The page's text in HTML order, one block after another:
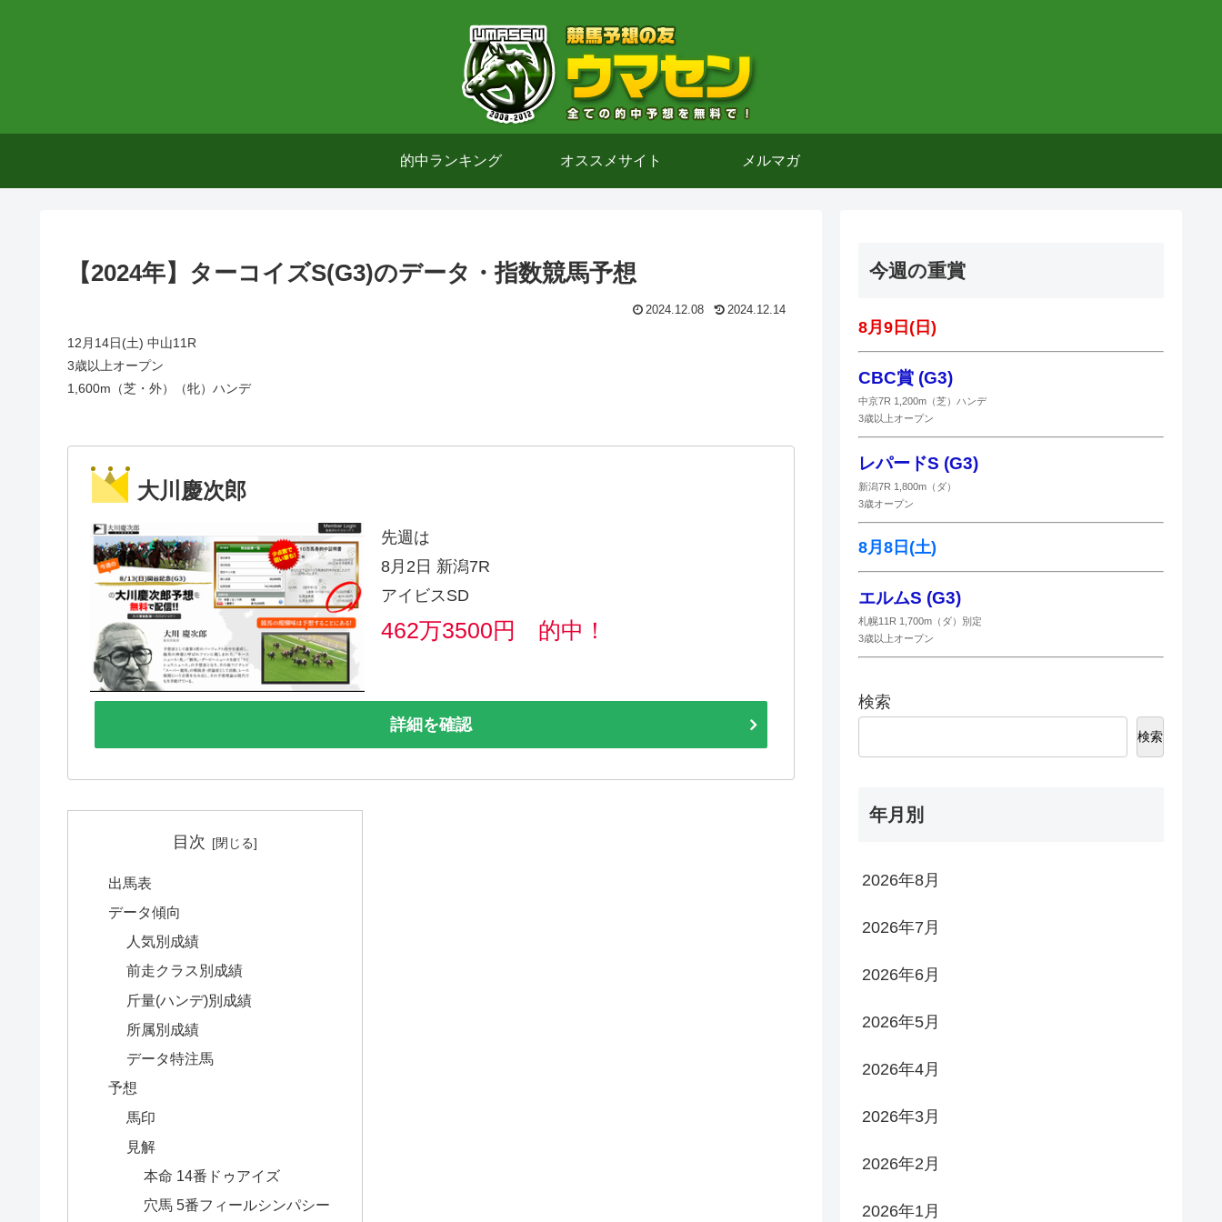
的中ランキング オススメサイト メルマガ
【2024年】ターコイズS(G3)のデータ・指数競馬予想
2024.12.08 2024.12.14
12月14日(土) 中山11R
3歳以上オープン
1,600m（芝・外）（牝）ハンデ
大川慶次郎
先週は
8月2日 新潟7R
アイビスSD
462万3500円 的中！
詳細を確認
目次
出馬表
データ傾向
人気別成績
前走クラス別成績
斤量(ハンデ)別成績
所属別成績
データ特注馬
予想
馬印
見解
本命 14番ドゥアイズ
穴馬 5番フィールシンパシー
今週の重賞
8月9日(日)
CBC賞 (G3)
中京7R 1,200m（芝）ハンデ
3歳以上オープン
レパードS (G3)
新潟7R 1,800m（ダ）
3歳オープン
8月8日(土)
エルムS (G3)
札幌11R 1,700m（ダ）別定
3歳以上オープン
検索
検索
年月別
2026年8月
2026年7月
2026年6月
2026年5月
2026年4月
2026年3月
2026年2月
2026年1月